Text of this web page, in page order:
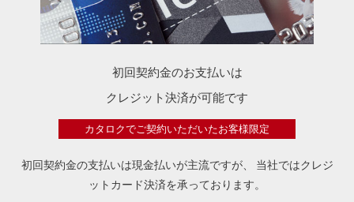
初回契約金のお支払いは
クレジット決済が可能です
カタロクでご契約いただいたお客様限定
初回契約金の支払いは現金払いが主流ですが、
当社ではクレジ
ットカード決済を承っております。